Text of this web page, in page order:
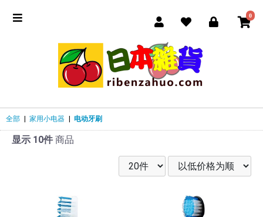
0
全部 家用小电器 电动牙刷
显示 10件 商品